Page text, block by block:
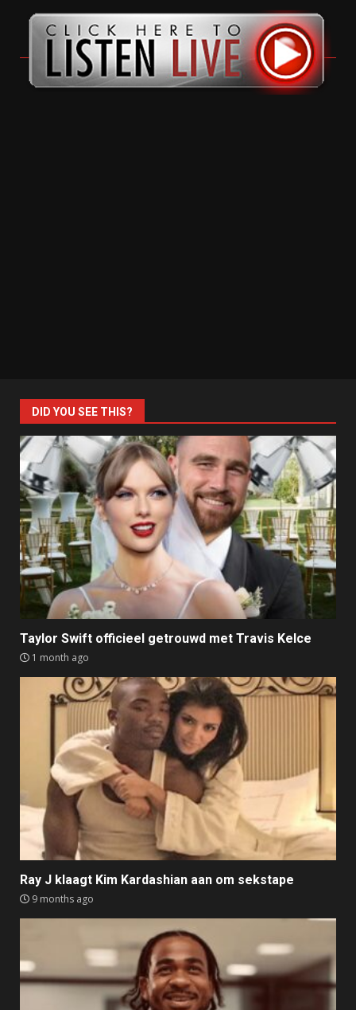
DID YOU SEE THIS?
Taylor Swift officieel getrouwd met Travis Kelce
1 month ago
Ray J klaagt Kim Kardashian aan om sekstape
9 months ago